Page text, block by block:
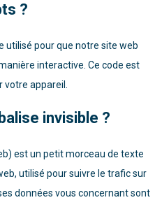
?
utilisé pour que notre site web
interactive. Ce code est
appareil.
invisible ?
est un petit morceau de texte
utilisé pour suivre le trafic sur
données vous concernant sont